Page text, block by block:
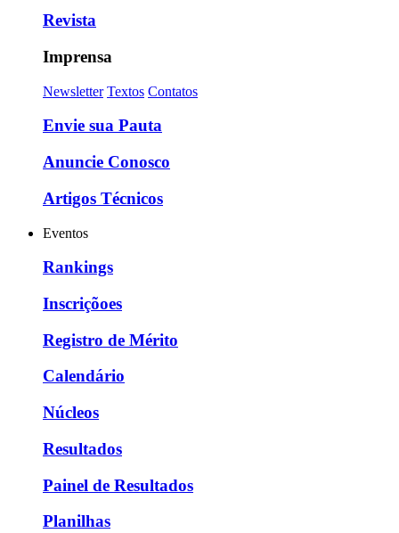
Revista
Imprensa
Newsletter Textos Contatos
Envie sua Pauta
Anuncie Conosco
Artigos Técnicos
Eventos
Rankings
Inscriçõoes
Registro de Mérito
Calendário
Núcleos
Resultados
Painel de Resultados
Planilhas